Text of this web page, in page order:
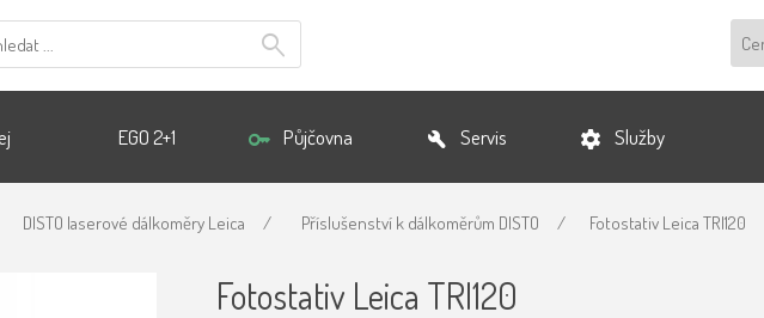
EGO 2+1 Půjčovna Servis Služby
DISTO laserové dálkoměry Leica / Příslušenství k dálkoměrům DISTO / Fotostativ Leica TRI120
Fotostativ Leica TRI120